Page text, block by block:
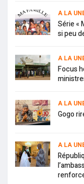
A LA
Série «
si peu
A LA
Focus
A LA
Gogo
A LA